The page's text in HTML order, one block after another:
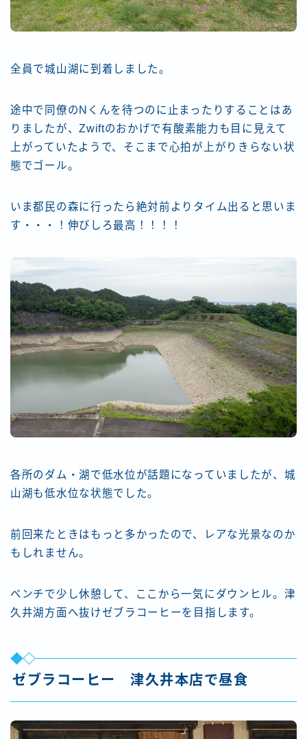
全員で城山湖に到着しました。
途中で同僚のNくんを待つのに止まったりすることはあ
りましたが、Zwiftのおかげで有酸素能力も目に見えて
上がっていたようで、そこまで心拍が上がりきらない状
態でゴール。
いま都民の森に行ったら絶対前よりタイム出ると思いま
す・・・！伸びしろ最高！！！！
各所のダム・湖で低水位が話題になっていましたが、城
山湖も低水位な状態でした。
前回来たときはもっと多かったので、レアな光景なのか
もしれません。
ベンチで少し休憩して、ここから一気にダウンヒル。津
久井湖方面へ抜けゼブラコーヒーを目指します。
ゼブラコーヒー 津久井本店で昼食